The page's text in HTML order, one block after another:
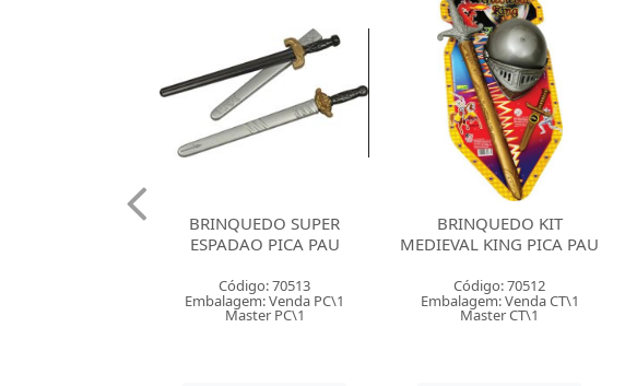
BRINQUEDO KIT
MEDIEVAL KING PICA PAU
Código: 70512
Embalagem: Venda CT\1
Master CT\1
BRINQUEDO MACHADO
ASSOMBRADO
Código: 47961
Embalagem: Venda PC\1
Master CM\26